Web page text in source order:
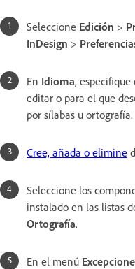
Seleccione Edición >
InDesign >
En Idioma,
editar o para el que
por sílabas u ortografía.
Cree, añada o elimine
Seleccione los
instalado en las listas
Ortografía.
En el menú